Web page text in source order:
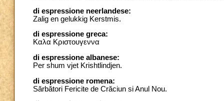
di espressione neerlandese:
Zalig en gelukkig Kerstmis.
di espressione greca:
Καλα Κριστουγεννα
di espressione albanese:
Per shum vjet Krishtlindjen.
di espressione romena:
Sărbători Fericite de Crăciun si Anul Nou.